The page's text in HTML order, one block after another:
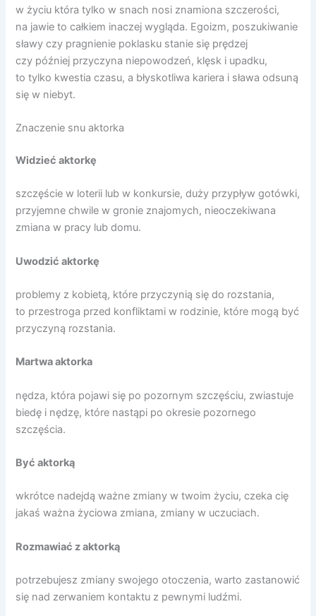
w życiu która tylko w snach nosi znamiona szczerości,
na jawie to całkiem inaczej wygląda. Egoizm, poszukiwanie
sławy czy pragnienie poklasku stanie się prędzej
czy później przyczyna niepowodzeń, klęsk i upadku,
to tylko kwestia czasu, a błyskotliwa kariera i sława odsuną
się w niebyt.
Znaczenie snu aktorka
Widzieć aktorkę
szczęście w loterii lub w konkursie, duży przypływ gotówki,
przyjemne chwile w gronie znajomych, nieoczekiwana
zmiana w pracy lub domu.
Uwodzić aktorkę
problemy z kobietą, które przyczynią się do rozstania,
to przestroga przed konfliktami w rodzinie, które mogą być
przyczyną rozstania.
Martwa aktorka
nędza, która pojawi się po pozornym szczęściu, zwiastuje
biedę i nędzę, które nastąpi po okresie pozornego
szczęścia.
Być aktorką
wkrótce nadejdą ważne zmiany w twoim życiu, czeka cię
jakaś ważna życiowa zmiana, zmiany w uczuciach.
Rozmawiać z aktorką
potrzebujesz zmiany swojego otoczenia, warto zastanowić
się nad zerwaniem kontaktu z pewnymi ludźmi.